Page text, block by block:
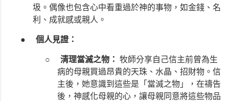
圾。偶像也包含心中看重過於神的事物，如金錢、名
利、成就感或親人。
● 個人見證：
○ 清理當滅之物： 牧師分享自己信主前曾為生
病的母親買過昂貴的天珠、水晶、招財物。信
主後，她意識到這些是「當滅之物」，在禱告
後，神感化母親的心，讓母親同意將這些物品